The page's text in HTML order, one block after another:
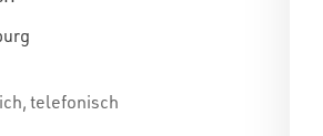
telefonisch